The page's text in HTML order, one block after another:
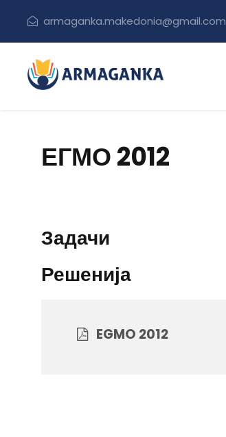
armaganka.makedonia@gmail.com
ЕГМО 2012
Задачи
Решенија
EGMO 2012